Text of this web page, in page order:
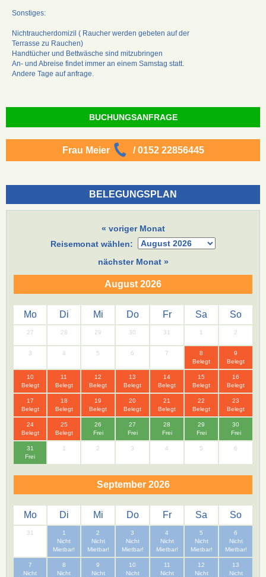
Sonstiges:
Nichtraucherdomizil ( Raucher werden gebeten auf der
Terrasse zu Rauchen)
Handtücher und Bettwäsche sind mitzubringen
An- und Abreise findet immer an einem Samstag statt.
Andere Tage auf anfrage.
BUCHUNGSANFRAGE
Frau Meier / 0152 22856445
BELEGUNGSPLAN
« voriger Monat
Reisemonat wählen:
nächster Monat »
August 2026
Mo Di Mi Do Fr Sa So
27 28 29 30 31 1 2
3 4 5 6 7
8
Belegt
9
Belegt
10
Belegt
11
Belegt
12
Belegt
13
Belegt
14
Belegt
15
Belegt
16
Belegt
17
Belegt
18
Belegt
19
Belegt
20
Belegt
21
Belegt
22
Belegt
23
Belegt
24
Belegt
25
Belegt
26
Frei
27
Frei
28
Frei
29
Frei
30
Frei
31
Frei
1 2 3 4 5 6
September 2026
Mo Di Mi Do Fr Sa So
31
1
Nicht
Mietbar!
2
Nicht
Mietbar!
3
Nicht
Mietbar!
4
Nicht
Mietbar!
5
Nicht
Mietbar!
6
Nicht
Mietbar!
7
Nicht
8
Nicht
9
Nicht
10
Nicht
11
Nicht
12
Nicht
13
Nicht